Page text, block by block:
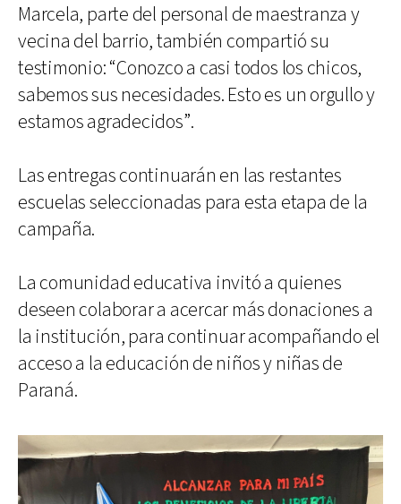
Marcela, parte del personal de maestranza y
vecina del barrio, también compartió su
testimonio: “Conozco a casi todos los chicos,
sabemos sus necesidades. Esto es un orgullo y
estamos agradecidos”.
Las entregas continuarán en las restantes
escuelas seleccionadas para esta etapa de la
campaña.
La comunidad educativa invitó a quienes
deseen colaborar a acercar más donaciones a
la institución, para continuar acompañando el
acceso a la educación de niños y niñas de
Paraná.